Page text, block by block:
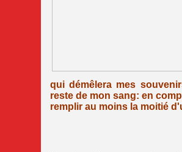
qui démêlera mes
reste de mon sang: en
remplir au moins la moitié